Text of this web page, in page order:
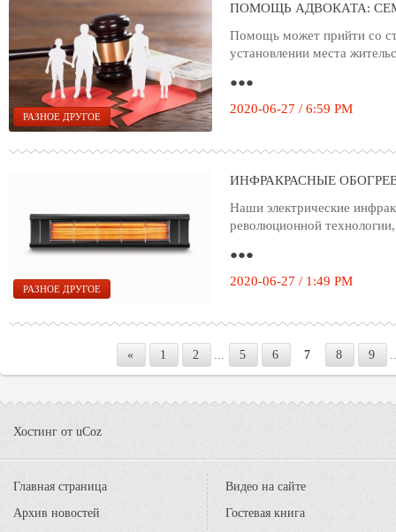
РАЗНОЕ ДРУГОЕ
ПОМОЩЬ АДВОКАТА:
Помощь может прийти со
установлении места
●●●
2020-06-27 / 6:59 PM
РАЗНОЕ ДРУГОЕ
ИНФРАКРАСНЫЕ
Наши электрические
революционной
●●●
2020-06-27 / 1:49 PM
« 1 2 ... 5 6 7 8 9
Хостинг от uCoz
Главная страница
Архив новостей
Видео на сайте
Гостевая книга